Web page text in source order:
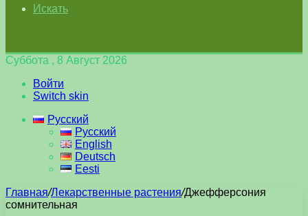
Искать
Суббота , 8 Август 2026
Войти
Switch skin
Русский
Русский
English
Deutsch
Eesti
Главная/Лекарственные растения/Джефферсония
сомнительная